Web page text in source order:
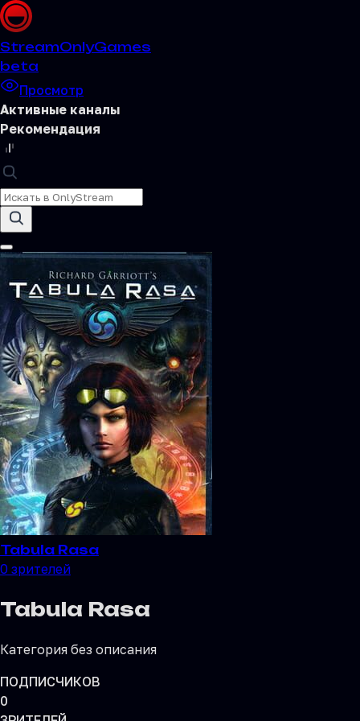
StreamOnlyGames
beta
Просмотр
Активные каналы
Рекомендация
Tabula Rasa
0 зрителей
Tabula Rasa
Категория без описания
ПОДПИСЧИКОВ
0